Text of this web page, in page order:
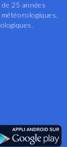
25 années